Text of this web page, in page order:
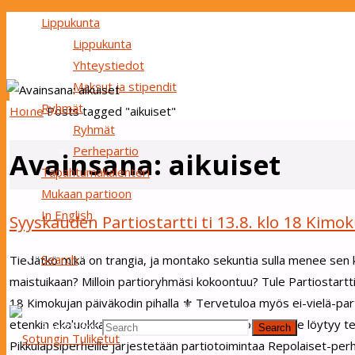
Lippukunta
Lippukunta
Yhteystiedot
Maksut ja stipendit
Ryhmät
Ryhmät
Perhepartio
Tapahtumakalenteri
Mukaan partioon
In English
Search
Search for: Search
Home Posts tagged "aikuiset"
Avainsana: aikuiset
Syyskauden Partiostartti ti 13.8. klo 18
Tiedätkö mikä on trangia, ja montako sekuntia sulla menee
maistuikaan? Milloin partioryhmäsi kokoontuu? Tule
18 Kimokujan päiväkodin pihalla ⚜️ Tervetuloa myös ei-vielä-
etenkin ekaluokkalaisia, mahtuu mukaan. Myös aikuisille
Pikkulapsiperheille järjestetään partiotoimintaa Repolaiset-